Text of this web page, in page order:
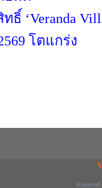
ธิ์ ‘Veranda
โตแกร่ง